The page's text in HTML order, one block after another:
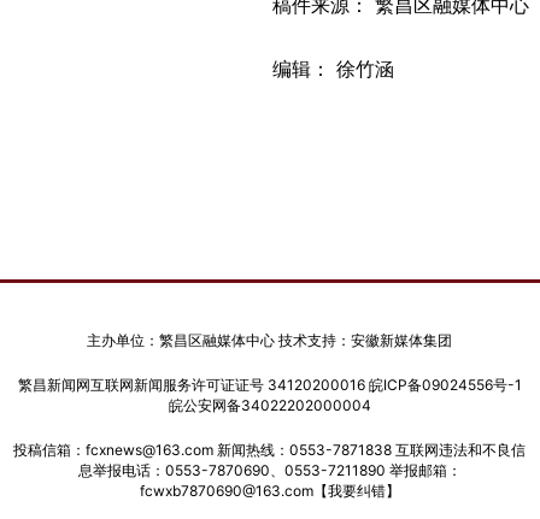
稿件来源： 繁昌区融媒体中心
编辑： 徐竹涵
主办单位：繁昌区融媒体中心 技术支持：安徽新媒体集团
繁昌新闻网互联网新闻服务许可证证号 34120200016 皖ICP备09024556号-1
皖公安网备34022202000004
投稿信箱：fcxnews@163.com 新闻热线：0553-7871838 互联网违法和不良信
息举报电话：0553-7870690、0553-7211890 举报邮箱：
fcwxb7870690@163.com【我要纠错】